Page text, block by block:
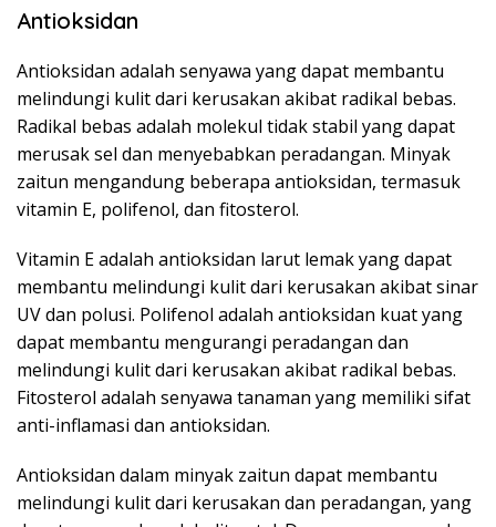
Antioksidan
Antioksidan adalah senyawa yang dapat membantu
melindungi kulit dari kerusakan akibat radikal bebas.
Radikal bebas adalah molekul tidak stabil yang dapat
merusak sel dan menyebabkan peradangan. Minyak
zaitun mengandung beberapa antioksidan, termasuk
vitamin E, polifenol, dan fitosterol.
Vitamin E adalah antioksidan larut lemak yang dapat
membantu melindungi kulit dari kerusakan akibat sinar
UV dan polusi. Polifenol adalah antioksidan kuat yang
dapat membantu mengurangi peradangan dan
melindungi kulit dari kerusakan akibat radikal bebas.
Fitosterol adalah senyawa tanaman yang memiliki sifat
anti-inflamasi dan antioksidan.
Antioksidan dalam minyak zaitun dapat membantu
melindungi kulit dari kerusakan dan peradangan, yang